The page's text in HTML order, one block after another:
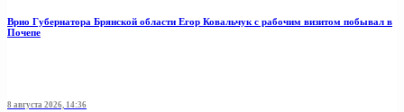
Врио Губернатора Брянской области Егор Ковальчук с рабочим визитом побывал в
Почепе
8 августа 2026, 14:36